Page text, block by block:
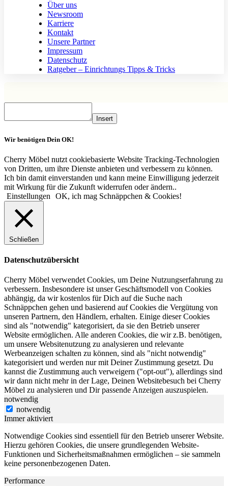
Über uns
Newsroom
Karriere
Kontakt
Unsere Partner
Impressum
Datenschutz
Ratgeber – Einrichtungs Tipps & Tricks
Insert
Wir benötigen Dein OK!
Cherry Möbel nutzt cookiebasierte Website Tracking-Technologien
von Dritten, um ihre Dienste anbieten und verbessern zu können.
Ich bin damit einverstanden und kann meine Einwilligung jederzeit
mit Wirkung für die Zukunft widerrufen oder ändern..
Einstellungen
OK, ich mag Schnäppchen & Cookies!
Schließen
Datenschutzübersicht
Cherry Möbel verwendet Cookies, um Deine Nutzungserfahrung zu
verbessern. Insbesondere ist unser Geschäftsmodell von Cookies
abhängig, da wir kostenlos für Dich auf die Suche nach
Schnäppchen gehen und basierend auf Cookies die Vergütung von
unseren Partnern, den Händlern, erhalten. Einige dieser Cookies
sind als "notwendig" kategorisiert, da sie den Betrieb unserer
Website ermöglichen. Alle anderen Cookies, die wir z.B. benötigen,
um unsere Websitenutzung zu analysieren und relevante
Werbeanzeigen schalten zu können, sind als "nicht notwendig"
kategorisiert und werden nur mit Deiner Zustimmung gesetzt. Du
kannst die Zustimmung auch verweigern ("opt-out"), allerdings sind
wir dann nicht mehr in der Lage, Deinen Websitebesuch bei Cherry
Möbel zu analysieren und Dir passende Anzeigen auszuspielen.
notwendig
notwendig
Immer aktiviert
Notwendige Cookies sind essentiell für den Betrieb unserer Website.
Hierzu gehören Cookies, die unsere grundlegenden Website-
Funktionen und Sicherheitsmaßnahmen ermöglichen – sie sammeln
keine personenbezogenen Daten.
Performance